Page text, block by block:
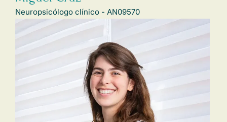
Neuropsicólogo clínico - AN09570